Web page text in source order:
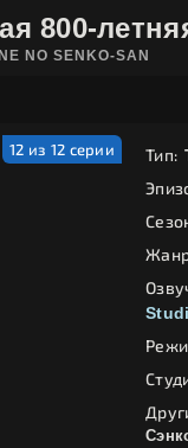
800-
NO SENKO-SAN
12 из 12 серии Тип: